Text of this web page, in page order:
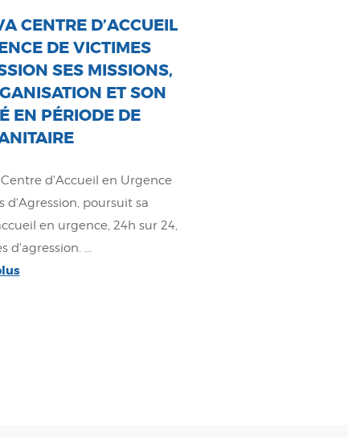
CENTRE D’ACCUEIL
DE VICTIMES
SES MISSIONS,
ET SON
EN PÉRIODE DE
Centre d'Accueil en Urgence
d'Agression, poursuit sa
en urgence, 24h sur 24,
d'agression. ...